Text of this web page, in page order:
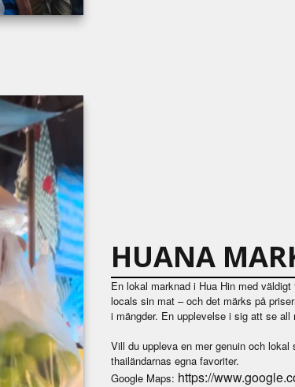
HUANA
En lokal marknad i Hua Hin med
locals sin mat – och det märks på
i mängder. En upplevelse i sig att se all
Vill du uppleva en mer genuin och
thailändarnas egna favoriter.
Google Maps: https://